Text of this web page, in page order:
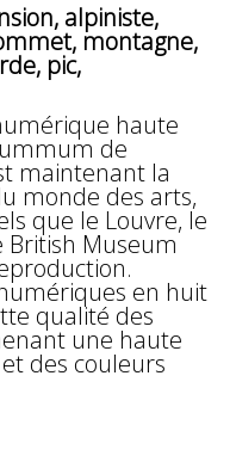
alpiniste,
montagne,
pic,
haute
de
maintenant la
monde des arts,
que le Louvre, le
British Museum
en huit
qualité des
une haute
des couleurs